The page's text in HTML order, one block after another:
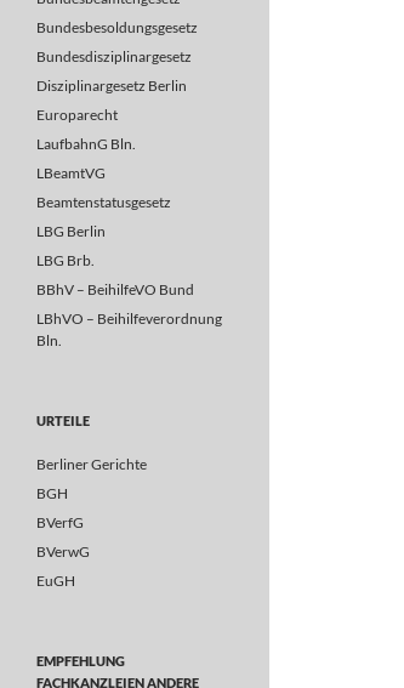
Bundesbesoldungsgesetz
Bundesdisziplinargesetz
Disziplinargesetz Berlin
Europarecht
LaufbahnG Bln.
LBeamtVG
Beamtenstatusgesetz
LBG Berlin
LBG Brb.
BBhV – BeihilfeVO Bund
LBhVO – Beihilfeverordnung
Bln.
URTEILE
Berliner Gerichte
BGH
BVerfG
BVerwG
EuGH
EMPFEHLUNG
FACHKANZLEIEN ANDERE